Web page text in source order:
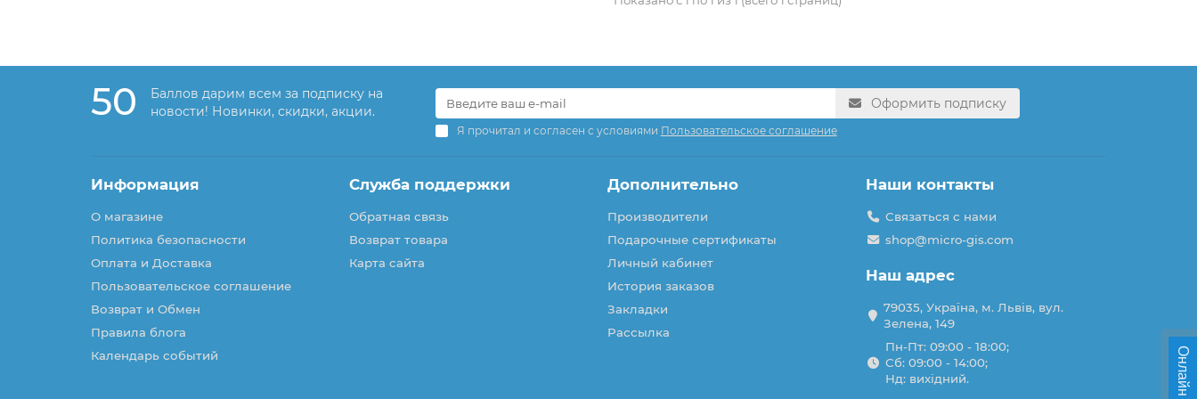
50
Баллов дарим всем за подписку на
новости! Новинки, скидки, акции.
Оформить подписку
Я прочитал и согласен с условиями Пользовательское соглашение
Информация
О магазине
Политика безопасности
Оплата и Доставка
Пользовательское соглашение
Возврат и Обмен
Правила блога
Календарь событий
Служба поддержки
Обратная связь
Возврат товара
Карта сайта
Дополнительно
Производители
Подарочные сертификаты
Личный кабинет
История заказов
Закладки
Рассылка
Наши контакты
Связаться с нами
shop@micro-gis.com
Наш адрес
79035, Україна, м. Львів, вул.
Зелена, 149
Пн-Пт: 09:00 - 18:00;
Сб: 09:00 - 14:00;
Нд: вихідний.
Онлайн чат